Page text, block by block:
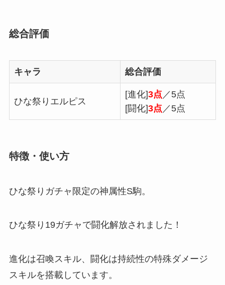
総合評価
キャラ 総合評価
ひな祭りエルピス
[進化]3点 ／5点
[闘化]3点 ／5点
特徴・使い方
ひな祭りガチャ限定の神属性S駒。
ひな祭り19ガチャで闘化解放されました！
進化は召喚スキル、闘化は持続性の特殊ダメージ
スキルを搭載しています。